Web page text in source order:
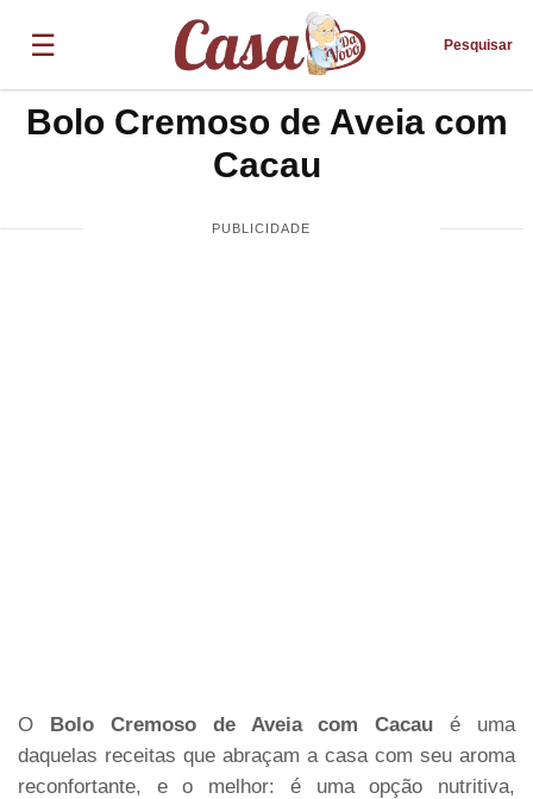
☰ Pesquisar
Bolo Cremoso de Aveia com
Cacau
O Bolo Cremoso de Aveia com Cacau é uma
daquelas receitas que abraçam a casa com seu aroma
reconfortante, e o melhor: é uma opção nutritiva,